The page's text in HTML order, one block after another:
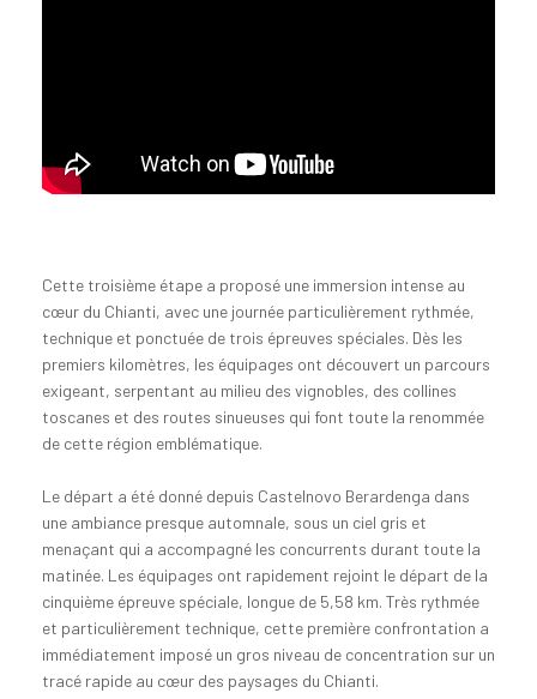
Cette troisième étape a proposé une immersion intense au
cœur du Chianti, avec une journée particulièrement rythmée,
technique et ponctuée de trois épreuves spéciales. Dès les
premiers kilomètres, les équipages ont découvert un parcours
exigeant, serpentant au milieu des vignobles, des collines
toscanes et des routes sinueuses qui font toute la renommée
de cette région emblématique.
Le départ a été donné depuis Castelnovo Berardenga dans
une ambiance presque automnale, sous un ciel gris et
menaçant qui a accompagné les concurrents durant toute la
matinée. Les équipages ont rapidement rejoint le départ de la
cinquième épreuve spéciale, longue de 5,58 km. Très rythmée
et particulièrement technique, cette première confrontation a
immédiatement imposé un gros niveau de concentration sur un
tracé rapide au cœur des paysages du Chianti.